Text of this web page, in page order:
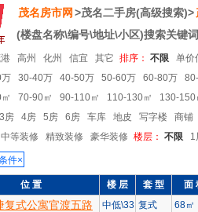
茂名房市网 >茂名二手房(高级搜索)>
(楼盘名称\编号\地址\小区)搜索关键
高州 化州 信宜 其它 排序： 不限
单价
30-40万 40-50万 50-60万 60-80万
70-90㎡ 90-110㎡ 110-130㎡
130-150
3房 4房 5房 6房 车库 地皮 写字楼
商铺
中等装修 精致装修 豪华装修 楼层： 不限 1
件×
位 置 楼 层 套 型
面
复式公寓官渡五路 中低\33 复式
68㎡